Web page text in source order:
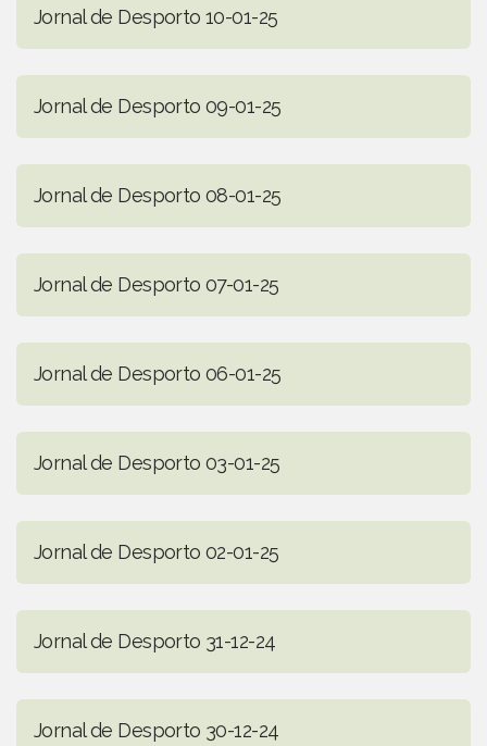
Jornal de Desporto 10-01-25
Jornal de Desporto 09-01-25
Jornal de Desporto 08-01-25
Jornal de Desporto 07-01-25
Jornal de Desporto 06-01-25
Jornal de Desporto 03-01-25
Jornal de Desporto 02-01-25
Jornal de Desporto 31-12-24
Jornal de Desporto 30-12-24